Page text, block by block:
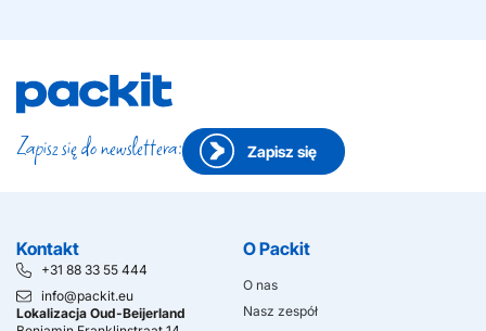
Zapisz się do newslettera: Zapisz się
Kontakt
+31 88 33 55 444
info@packit.eu
Lokalizacja Oud-Beijerland
O Packit
O nas
Nasz zespół